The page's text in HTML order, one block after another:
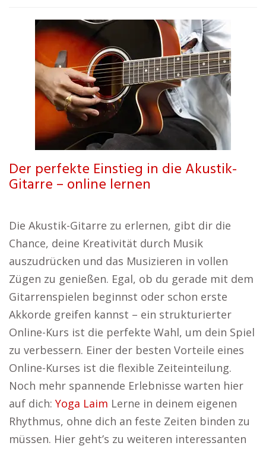
Der perfekte Einstieg in die Akustik-
Gitarre – online lernen
Die Akustik-Gitarre zu erlernen, gibt dir die
Chance, deine Kreativität durch Musik
auszudrücken und das Musizieren in vollen
Zügen zu genießen. Egal, ob du gerade mit dem
Gitarrenspielen beginnst oder schon erste
Akkorde greifen kannst – ein strukturierter
Online-Kurs ist die perfekte Wahl, um dein Spiel
zu verbessern. Einer der besten Vorteile eines
Online-Kurses ist die flexible Zeiteinteilung.
Noch mehr spannende Erlebnisse warten hier
auf dich: Yoga Laim Lerne in deinem eigenen
Rhythmus, ohne dich an feste Zeiten binden zu
müssen. Hier geht’s zu weiteren interessanten